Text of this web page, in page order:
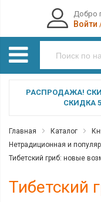
Добро
Войти
РАСПРОДАЖА!
СКИДКА
Главная Каталог
Нетрадиционная и
Тибетский гриб: новые
Тибетский